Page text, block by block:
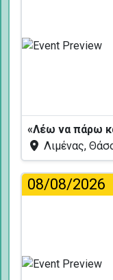
Λιμένας,
08/08/2026